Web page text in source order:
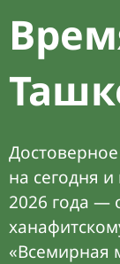
на сегодня
2026 года —
«Всемирная